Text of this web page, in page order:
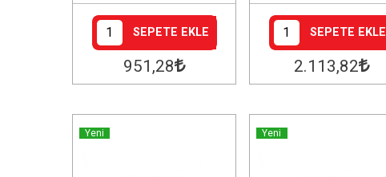
SEPETE EKLE
951 ,28
SEPETE EKLE
2.113,82
Yeni Yeni